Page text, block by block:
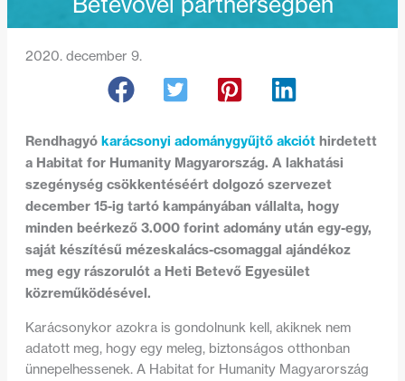
2020. december 9.
Rendhagyó karácsonyi adománygyűjtő akcióthirdetett
a Habitat for Humanity Magyarország. A lakhatási
szegénység csökkentéséért dolgozó szervezet
december 15-ig tartó kampányában vállalta, hogy
minden beérkező 3.000 forint adomány után egy-egy,
saját készítésű mézeskalács-csomaggal ajándékoz
meg egy rászorulót a Heti Betevő Egyesület
közreműködésével.
Karácsonykor azokra is gondolnunk kell, akiknek nem
adatott meg, hogy egy meleg, biztonságos otthonban
ünnepelhessenek. A Habitat for Humanity Magyarország